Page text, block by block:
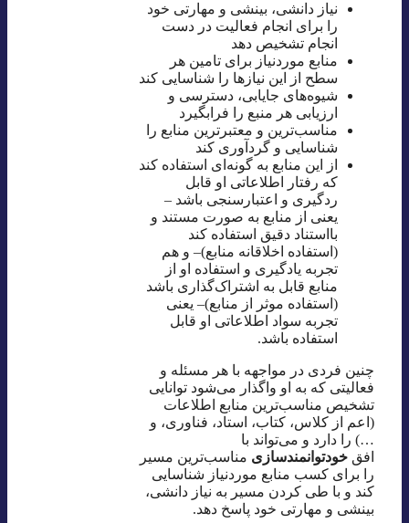
نیاز دانشی، بینشی و مهارتی خود
را برای انجام فعالیت در دست
انجام تشخیص دهد
منابع موردنیاز برای تامین هر
سطح از این نیازها را شناسایی کند
شیوه‌های جایابی، دسترسی و
ارزیابی هر منبع را فرابگیرد
مناسب‌ترین و معتبرترین منابع را
شناسایی و گردآوری کند
از این منابع به گونه‌ای استفاده کند
که رفتار اطلاعاتی او قابل
ردگیری و اعتبارسنجی باشد –
یعنی از منابع به صورت مستند و
بااستناد دقیق استفاده کند
(استفاده اخلاقانه منابع)– و هم
تجربه یادگیری و استفاده او از
منابع قابل به اشتراک‌گذاری باشد
(استفاده موثر از منابع)– یعنی
تجربه سواد اطلاعاتی او قابل
استفاده باشد.
چنین فردی در مواجهه با هر مسئله و
فعالیتی که به او واگذار می‌شود توانایی
تشخیص مناسب‌ترین منابع اطلاعات
(اعم از کلاس، کتاب، استاد، فناوری، و
…) را دارد و می‌تواند با
افق خودتوانمندساز ی مناسب‌ترین مسیر
را برای کسب منابع موردنیاز شناسایی
کند و با طی کردن مسیر به نیاز دانشی،
بینشی و مهارتی خود پاسخ دهد.